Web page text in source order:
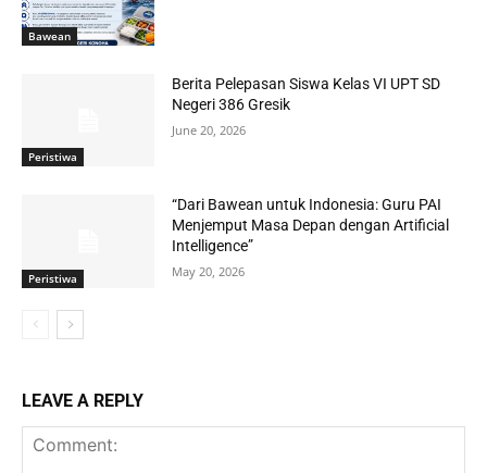
Bawean
Peristiwa
Berita Pelepasan Siswa Kelas VI UPT SD
Negeri 386 Gresik
June 20, 2026
Peristiwa
“Dari Bawean untuk Indonesia: Guru PAI
Menjemput Masa Depan dengan Artificial
Intelligence”
May 20, 2026
LEAVE A REPLY